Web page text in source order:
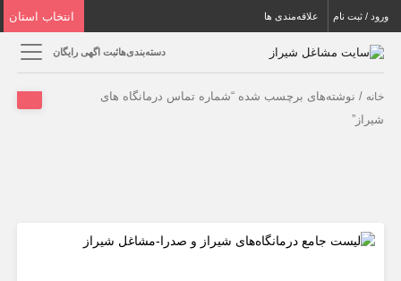
انتخاب استان ورود / ثبت نام علاقه‌مندی ها
دسته‌بندی‌هاثبت اگهی رایگان
خانه / نوشته‌های برچسب شده “شماره تماس درمانگاه های
شیراز”